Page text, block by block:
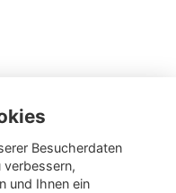
Besucherdaten
verbessern,
und Ihnen ein